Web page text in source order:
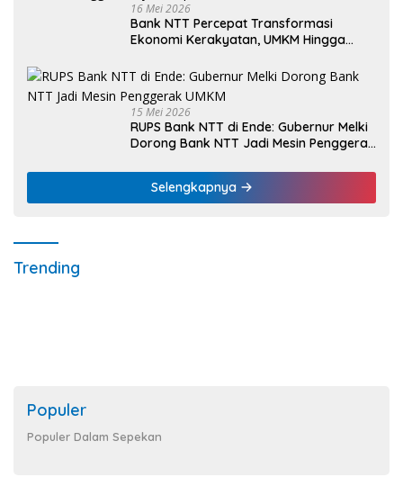
16 Mei 2026
Bank NTT Percepat Transformasi
Ekonomi Kerakyatan, UMKM Hingga
15 Mei 2026
RUPS Bank NTT di Ende: Gubernur Melki
Dorong Bank NTT Jadi Mesin Penggerak
Selengkapnya
Trending
Populer
Populer Dalam Sepekan